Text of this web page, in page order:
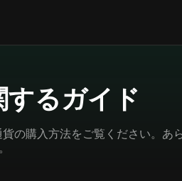
するガイド
の購入方法をご覧ください。あ